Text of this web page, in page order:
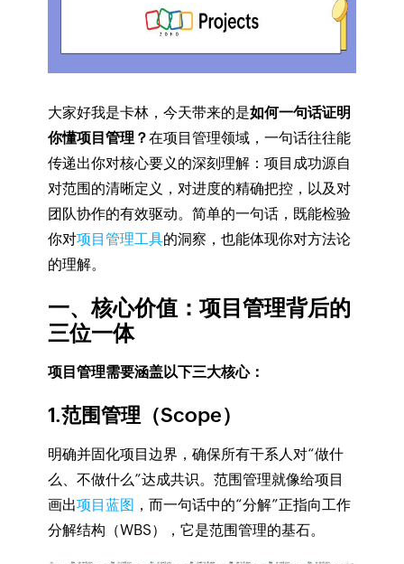
大家好我是卡林，今天带来的是如何一句话证明
你懂项目管理？在项目管理领域，一句话往往能
传递出你对核心要义的深刻理解：项目成功源自
对范围的清晰定义，对进度的精确把控，以及对
团队协作的有效驱动。简单的一句话，既能检验
你对项目管理工具的洞察，也能体现你对方法论
的理解。
一、核心价值：项目管理背后的
三位一体
项目管理需要涵盖以下三大核心：
1.范围管理（Scope）
明确并固化项目边界，确保所有干系人对“做什
么、不做什么”达成共识。范围管理就像给项目
画出项目蓝图 ，而一句话中的“分解”正指向工作
分解结构（WBS），它是范围管理的基石。